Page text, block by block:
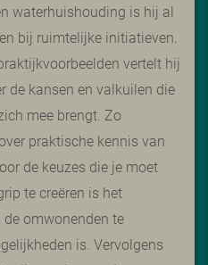
waterhuishouding is hij al
bij ruimtelijke initiatieven.
vertelt hij
de kansen en valkuilen die
mee brengt. Zo
praktische kennis van
de keuzes die je moet
te creëren is het
omwonenden te
is. Vervolgens